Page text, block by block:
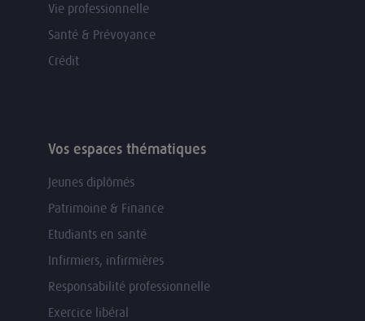
Vie professionnelle
Santé & Prévoyance
Crédit
Vos espaces thématiques
Jeunes diplômés
Patrimoine & Finance
Etudiants en santé
Infirmiers, infirmières
Responsabilité professionnelle
Exercice libéral